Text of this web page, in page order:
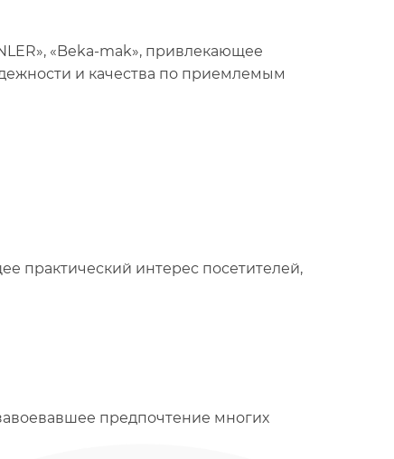
«Beka-mak», привлекающее
и качества по приемлемым
практический интерес посетителей,
предпочтение многих